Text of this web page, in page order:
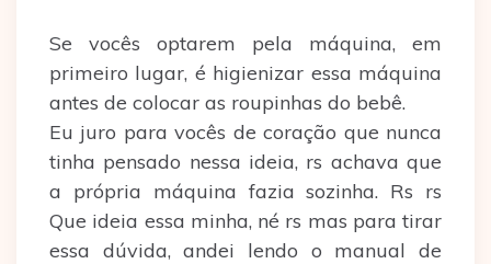
Se vocês optarem pela máquina, em
primeiro lugar, é higienizar essa máquina
antes de colocar as roupinhas do bebê.
Eu juro para vocês de coração que nunca
tinha pensado nessa ideia, rs achava que
a própria máquina fazia sozinha. Rs rs
Que ideia essa minha, né rs mas para tirar
essa dúvida, andei lendo o manual de